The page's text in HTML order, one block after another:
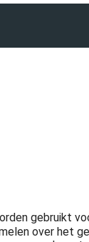
gebruikt
over het